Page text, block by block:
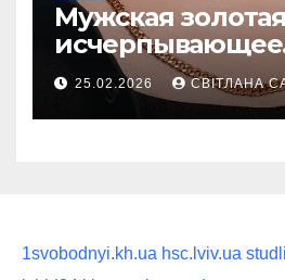
Мужская
исчерпывающее
руководство по
статусного
25.02.2026 СВІТЛАНА
1svobodnyi.kh.ua hsc.lviv.ua